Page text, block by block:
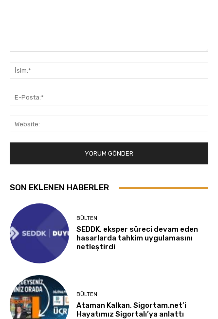
SON EKLENEN HABERLER
BÜLTEN
SEDDK, eksper süreci devam eden
hasarlarda tahkim uygulamasını
netleştirdi
BÜLTEN
Ataman Kalkan, Sigortam.net’i
Hayatımız Sigortalı’ya anlattı